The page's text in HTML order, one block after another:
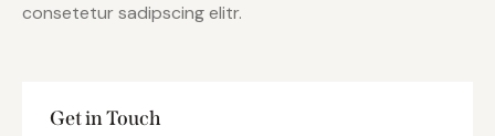
consetetur sadipscing elitr.
Get in Touch